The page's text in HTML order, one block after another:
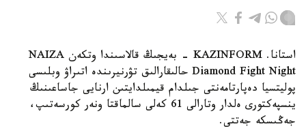
استانا. KAZINFORM - بەيجىڭ قالاسىندا وتكەن NAIZA
Diamond Fight Night حالىقارالىق تۋرنيرىندە اتىراۋ وبلىسى
پوليتسيا دەپارتامەنتى جىلدام قيمىلدايتىن ارنايى جاساعىنىڭ
ينسپەكتورى ەلدار وتارالى 61 كەلى سالماقتا ونەر كورسەتىپ،
جەڭىسكە جەتتى.